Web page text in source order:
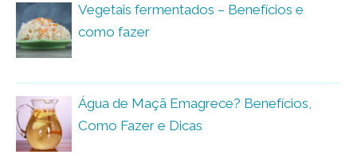
Vegetais fermentados – Benefícios e
como fazer
Água de Maçã Emagrece? Benefícios,
Como Fazer e Dicas